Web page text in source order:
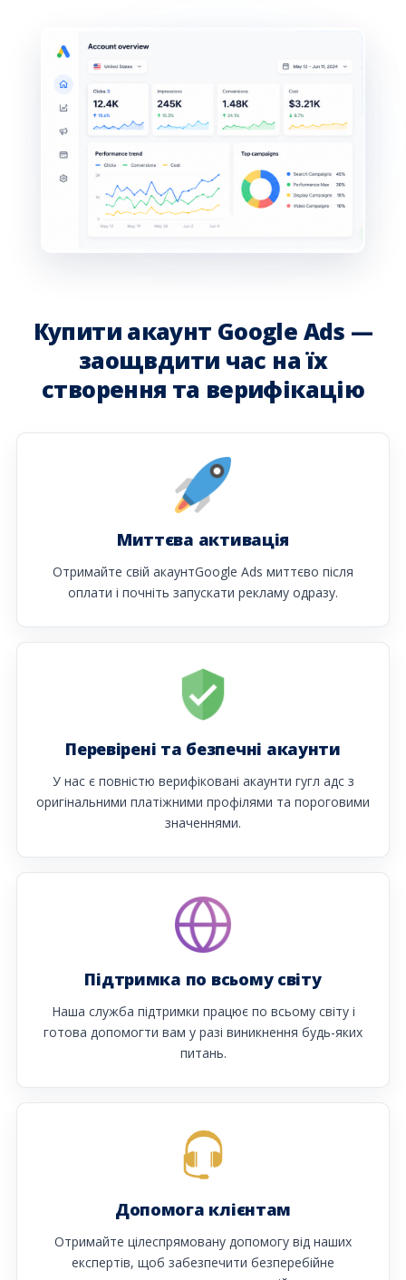
Купити акаунт Google Ads —
заощвдити час на їх
створення та верифікацію
Миттєва активація
Отримайте свій акаунтGoogle Ads миттєво після
оплати і почніть запускати рекламу одразу.
Перевірені та безпечні акаунти
У нас є повністю верифіковані акаунти гугл адс з
оригінальними платіжними профілями та пороговими
значеннями.
Підтримка по всьому світу
Наша служба підтримки працює по всьому світу і
готова допомогти вам у разі виникнення будь-яких
питань.
Допомога клієнтам
Отримайте цілеспрямовану допомогу від наших
експертів, щоб забезпечити безперебійне